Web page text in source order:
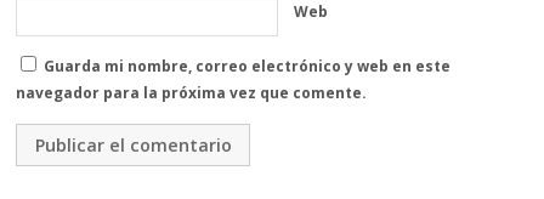
Web
Guarda mi nombre, correo electrónico y web en este
navegador para la próxima vez que comente.